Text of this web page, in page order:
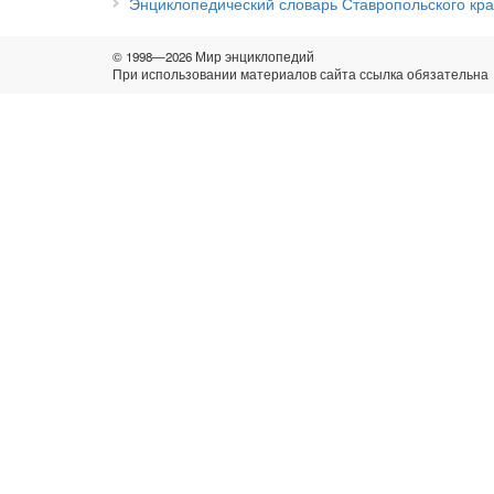
© 1998—2026 Мир энциклопедий
При использовании материалов сайта ссылка обязательна